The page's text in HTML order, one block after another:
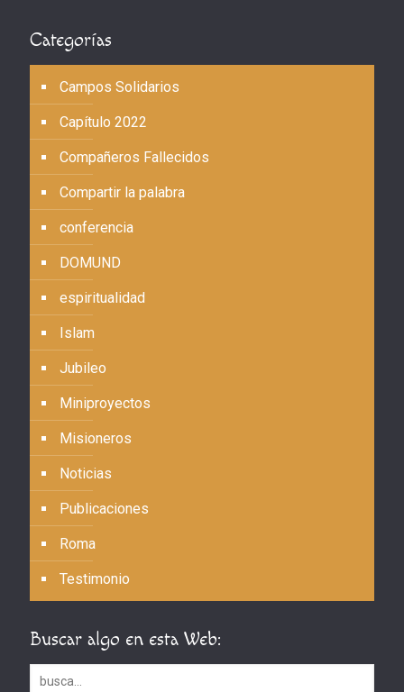
Categorías
Campos Solidarios
Capítulo 2022
Compañeros Fallecidos
Compartir la palabra
conferencia
DOMUND
espiritualidad
Islam
Jubileo
Miniproyectos
Misioneros
Noticias
Publicaciones
Roma
Testimonio
Buscar algo en esta Web: